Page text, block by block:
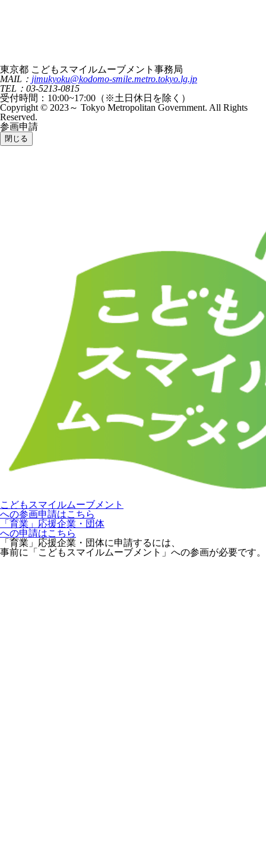
東京都 こどもスマイルムーブメント事務局
MAIL： jimukyoku@kodomo-smile.metro.tokyo.lg.jp
TEL：03-5213-0815
受付時間：10:00~17:00（※土日休日を除く）
Copyright © 2023～ Tokyo Metropolitan Government. All Rights
Reserved.
参画申請
閉じる
こどもスマイルムーブメント
への参画申請はこちら
「育業」応援企業・団体
への申請はこちら
「育業」応援企業・団体に申請するには、
事前に「こどもスマイルムーブメント」への参画が必要です。